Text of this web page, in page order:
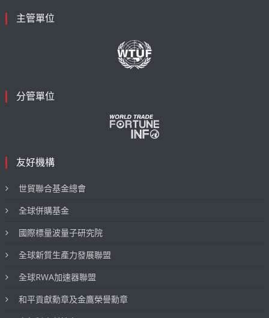
主管單位
分管單位
友好機構
世貿聯合基金總會
全球併購基金
國際標量波量子研究院
全球新質生產力發展聯盟
全球RWA加速器聯盟
和平貢獻勳章及金鷹榮譽勳章